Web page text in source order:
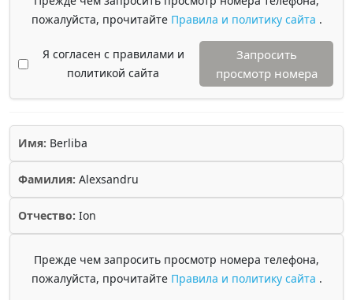
пожалуйста, прочитайте Правила и политику сайта .
Я согласен с правилами и
политикой сайта
Запросить
просмотр номера
Имя: Berliba
Фамилия: Alexsandru
Отчество: Ion
Прежде чем запросить просмотр номера телефона,
пожалуйста, прочитайте Правила и политику сайта .